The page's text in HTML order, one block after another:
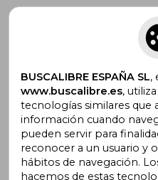
Suscríbete para
¿Necesitas ayuda?
Ir a Centro de Soporte
BUSCALIBRE ESPAÑA SL,
www.buscalibre.es,
tecnologías similares que
información cuando
pueden servir para
reconocer a un usuario y
hábitos de navegación.
hacemos de estas